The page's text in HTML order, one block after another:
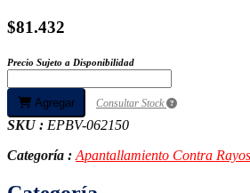
$81.432
Precio Sujeto a Disponibilidad
Agregar Consultar Stock
SKU : EPBV-062150
Categoría :Apantallamiento Contra Rayos